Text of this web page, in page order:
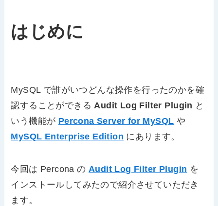
はじめに
MySQL で誰がいつどんな操作を行ったのかを確
認することができる Audit Log Filter Plugin と
いう機能が Percona Server for MySQL や
MySQL Enterprise Edition にあります。
今回は Percona のAudit Log Filter Plugin を
インストールしてみたので紹介させていただき
ます。